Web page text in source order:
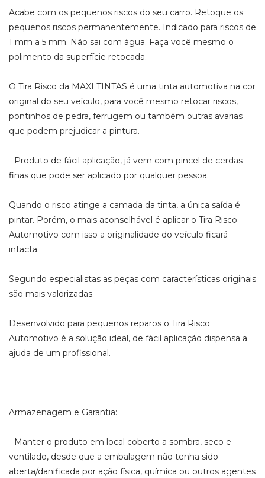
Acabe com os pequenos riscos do seu carro. Retoque os
pequenos riscos permanentemente. Indicado para riscos de
1 mm a 5 mm. Não sai com água. Faça você mesmo o
polimento da superfície retocada.
O Tira Risco da MAXI TINTAS é uma tinta automotiva na cor
original do seu veículo, para você mesmo retocar riscos,
pontinhos de pedra, ferrugem ou também outras avarias
que podem prejudicar a pintura.
- Produto de fácil aplicação, já vem com pincel de cerdas
finas que pode ser aplicado por qualquer pessoa.
Quando o risco atinge a camada da tinta, a única saída é
pintar. Porém, o mais aconselhável é aplicar o Tira Risco
Automotivo com isso a originalidade do veículo ficará
intacta.
Segundo especialistas as peças com características originais
são mais valorizadas.
Desenvolvido para pequenos reparos o Tira Risco
Automotivo é a solução ideal, de fácil aplicação dispensa a
ajuda de um profissional.
Armazenagem e Garantia:
- Manter o produto em local coberto a sombra, seco e
ventilado, desde que a embalagem não tenha sido
aberta/danificada por ação física, química ou outros agentes